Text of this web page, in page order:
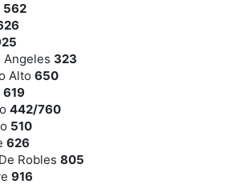
562
Angeles 323
Alto 650
619
442/760
510
626
Robles 805
916